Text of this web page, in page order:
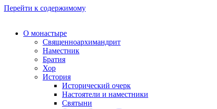
Перейти к содержимому
О монастыре
Священноархимандрит
Наместник
Братия
Хор
История
Исторический очерк
Настоятели и наместники
Святыни